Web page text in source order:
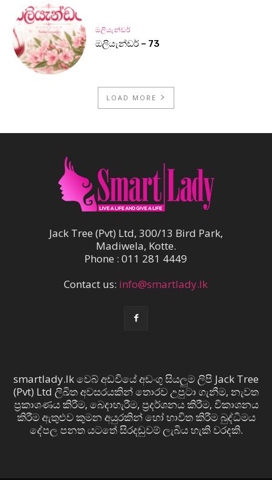
ඔලියැන්ඩර්
ඔලියැන්ඩර් – 73
LOAD MORE
Jack Tree (Pvt) Ltd, 300/13 Bird Park,
Madiwela, Kotte.
Phone : 011 281 4449
Contact us: info@smartlady.lk
smartlady.lk වෙබ් අඩවියේ අඩංගු සියලුම ලිපි Jack Tree
(Pvt) Ltd ලිඛිත අවසරයකින් තොරව උපුටා ගැනීම, නැවත
ප්‍රකාශණය කිරීම, බෙදාහැරීම, ප්‍රදර්ශනය කිරීම, විකාශනය
කිරීම ඇතුළුව කුමන අයුරකින් හෝ භාවිත කිරීම බුද්ධිමය
දේපල පනත යටතේ සිරදඬුවම් ලැබිය හැකි වරදකි.